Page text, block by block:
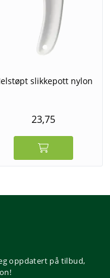
slikkepott nylon
23,75
oppdatert på tilbud,